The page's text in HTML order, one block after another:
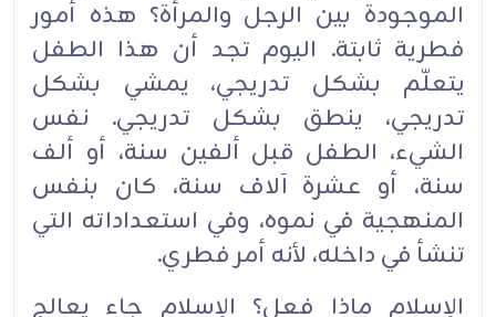
الموجودة بين الرجل والمرأة؟ هذه أمور
فطرية ثابتة. اليوم ‏تجد أن هذا الطفل
يتعلّم بشكل تدريجي، يمشي بشكل
تدريجي، ينطق بشكل تدريجي. نفس
الشيء، الطفل قبل ‏ألفين سنة، أو ألف
سنة، أو عشرة آلاف سنة، كان بنفس
المنهجية في نموه، وفي استعداداته التي
تنشأ في ‏داخله، لأنه أمر فطري.‏
الإسلام ماذا فعل؟ الإسلام جاء يعالج